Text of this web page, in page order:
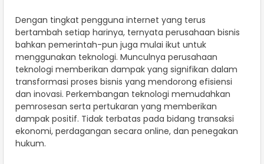
Dengan tingkat pengguna internet yang terus
bertambah setiap harinya, ternyata perusahaan bisnis
bahkan pemerintah-pun juga mulai ikut untuk
menggunakan teknologi. Munculnya perusahaan
teknologi memberikan dampak yang signifikan dalam
transformasi proses bisnis yang mendorong efisiensi
dan inovasi. Perkembangan teknologi memudahkan
pemrosesan serta pertukaran yang memberikan
dampak positif. Tidak terbatas pada bidang transaksi
ekonomi, perdagangan secara online, dan penegakan
hukum.